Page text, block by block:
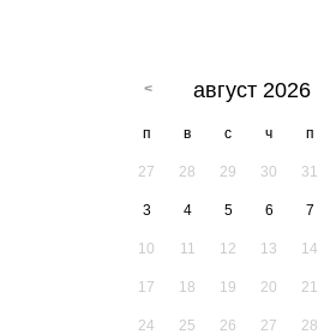
август 2026
п в с ч п
27 28 29 30 31
3 4 5 6 7
10 11 12 13 14
17 18 19 20 21
24 25 26 27 28